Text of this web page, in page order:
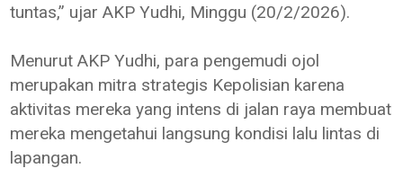
tuntas,” ujar AKP Yudhi, Minggu (20/2/2026).
Menurut AKP Yudhi, para pengemudi ojol
merupakan mitra strategis Kepolisian karena
aktivitas mereka yang intens di jalan raya membuat
mereka mengetahui langsung kondisi lalu lintas di
lapangan.